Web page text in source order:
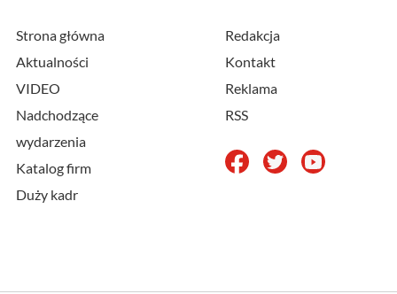
Strona główna
Aktualności
VIDEO
Nadchodzące
wydarzenia
Katalog firm
Duży kadr
Redakcja
Kontakt
Reklama
RSS